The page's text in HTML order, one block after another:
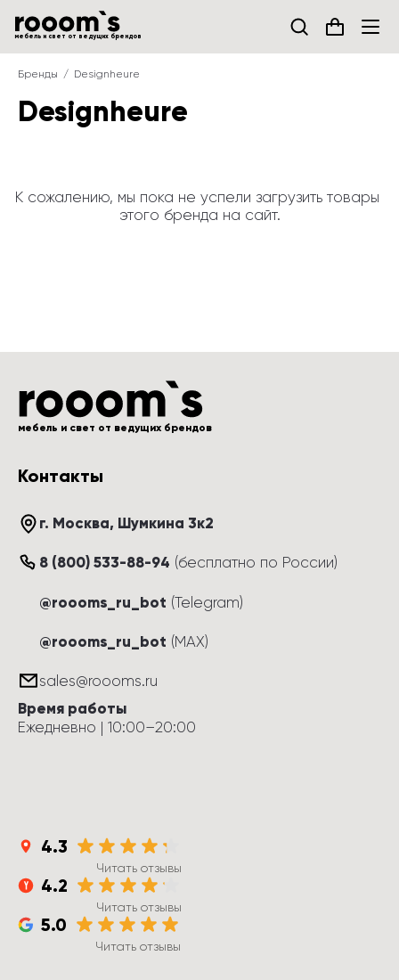
мебель и свет от ведущих брендов
Бренды Designheure
Designheure
К сожалению, мы пока не успели загрузить товары
этого бренда на сайт.
мебель и свет от ведущих брендов
Контакты
г. Москва, Шумкина 3к2
8 (800) 533-88-94 (бесплатно по России)
@roooms_ru_bot (Telegram)
@roooms_ru_bot (MAX)
sales@roooms.ru
Время работы
Ежедневно | 10:00–20:00
4.3
Читать отзывы
4.2
Читать отзывы
5.0
Читать отзывы